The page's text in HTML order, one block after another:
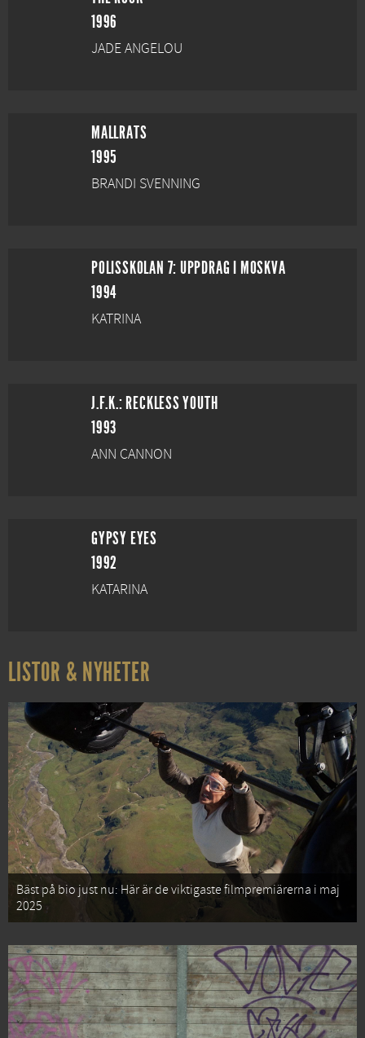
1996
JADE ANGELOU
MALLRATS
1995
BRANDI SVENNING
POLISSKOLAN 7: UPPDRAG I MOSKVA
1994
KATRINA
J.F.K.: RECKLESS YOUTH
1993
ANN CANNON
GYPSY EYES
1992
KATARINA
LISTOR & NYHETER
Bäst på bio just nu: Här är de viktigaste filmpremiärerna i maj
2025